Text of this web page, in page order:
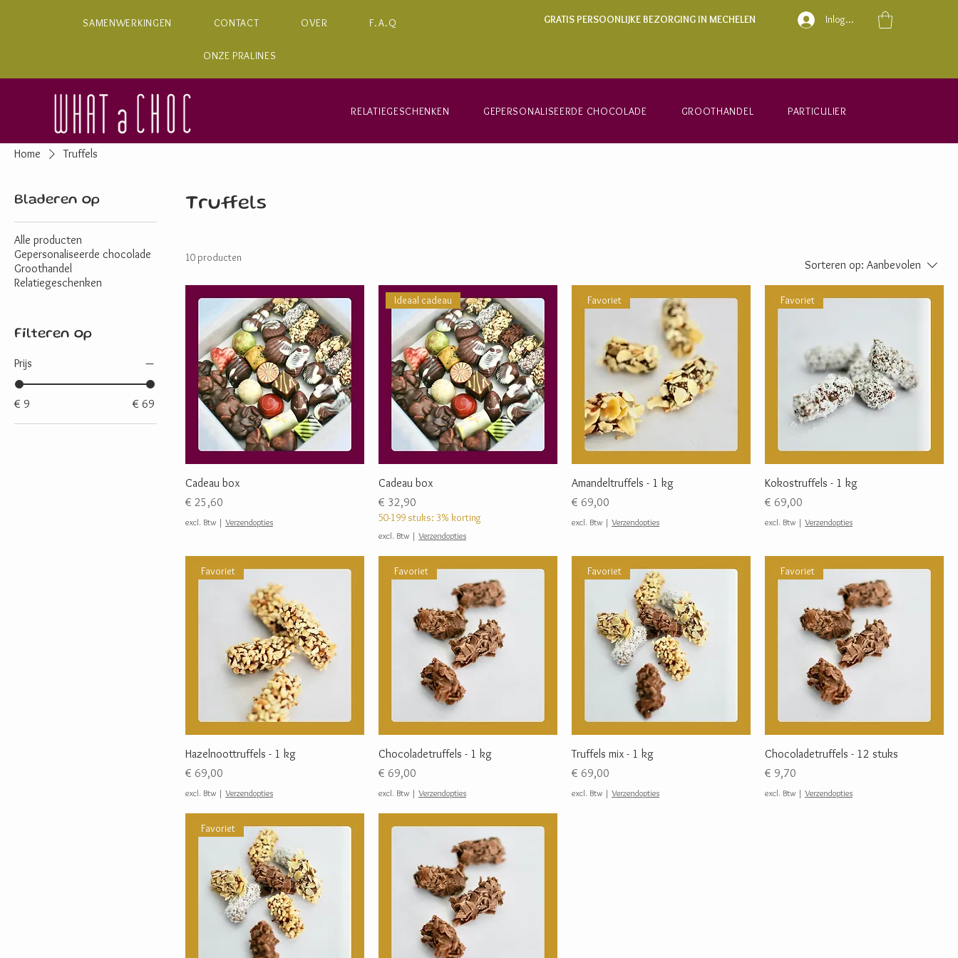
SAMENWERKINGEN CONTACT OVER F.A.Q
ONZE PRALINES
GRATIS PERSOONLIJKE BEZORGING IN MECHELEN Inloggen
RELATIEGESCHENKEN GEPERSONALISEERDE CHOCOLADE GROOTHANDEL PARTICULIER
Home Truffels
Bladeren op
Alle producten
Gepersonaliseerde chocolade
Groothandel
Relatiegeschenken
Filteren op
Prijs
€ 9 € 69
Truffels
10 producten
Sorteren op: Aanbevolen
Cadeau box
Prijs
€ 25,60
excl. Btw | Verzendopties
Ideaal cadeau
Cadeau box
Prijs
€ 32,90
50-199 stuks: 3% korting
excl. Btw | Verzendopties
Favoriet
Amandeltruffels - 1 kg
Prijs
€ 69,00
excl. Btw | Verzendopties
Favoriet
Kokostruffels - 1 kg
Prijs
€ 69,00
excl. Btw | Verzendopties
Favoriet
Hazelnoottruffels - 1 kg
Prijs
€ 69,00
excl. Btw | Verzendopties
Favoriet
Chocoladetruffels - 1 kg
Prijs
€ 69,00
excl. Btw | Verzendopties
Favoriet
Truffels mix - 1 kg
Prijs
€ 69,00
excl. Btw | Verzendopties
Favoriet
Chocoladetruffels - 12 stuks
Prijs
€ 9,70
excl. Btw | Verzendopties
Favoriet